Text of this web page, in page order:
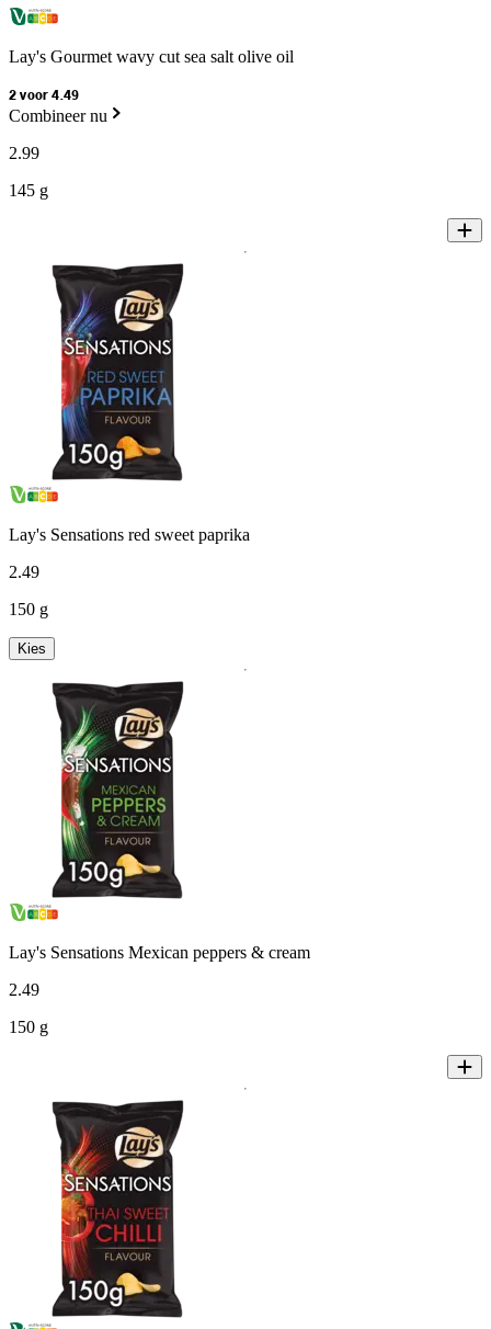
Lay's Gourmet wavy cut sea salt olive oil
2 voor 4.49
Combineer nu
2.99
145 g
Lay's Sensations red sweet paprika
2.49
150 g
Kies
Lay's Sensations Mexican peppers & cream
2.49
150 g